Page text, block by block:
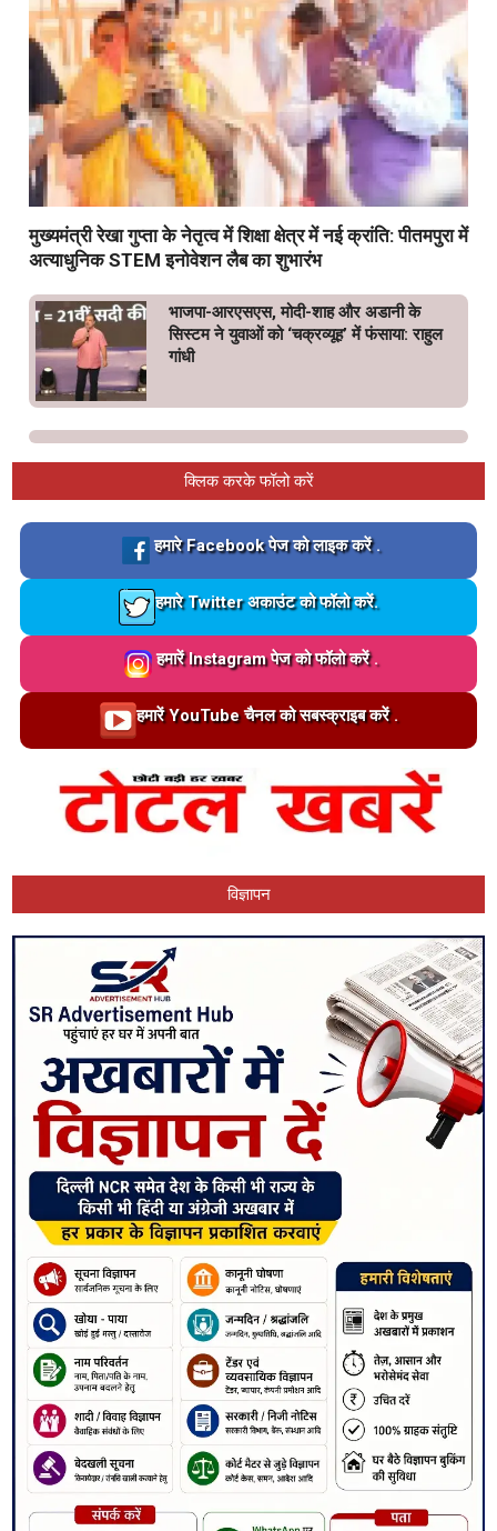
मुख्यमंत्री रेखा गुप्ता के नेतृत्व में शिक्षा क्षेत्र में नई क्रांति: पीतमपुरा में
अत्याधुनिक STEM इनोवेशन लैब का शुभारंभ
भाजपा-आरएसएस, मोदी-शाह और अडानी के
सिस्टम ने युवाओं को ‘चक्रव्यूह’ में फंसाया: राहुल
गांधी
क्लिक करके फॉलो करें
Loading…
हमारे Facebook पेज को लाइक करें .
Loading…
हमारे Twitter अकाउंट को फॉलो करें.
Loading…
हमारें Instagram पेज को फॉलो करें .
Loading…
हमारें YouTube चैनल को सबस्क्राइब करें .
विज्ञापन